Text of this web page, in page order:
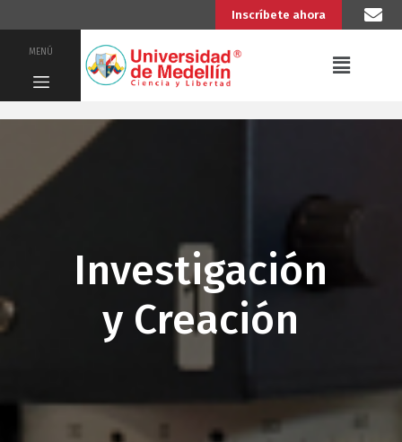
Inscríbete ahora
MENÚ
Investigación
y Creación